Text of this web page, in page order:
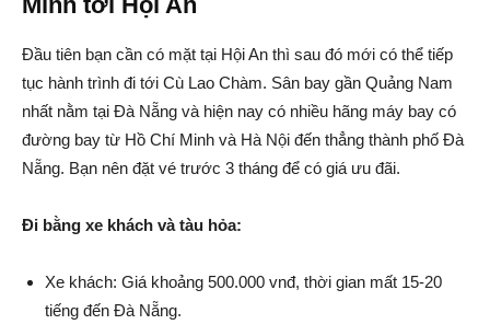
Đầu tiên bạn cần có mặt tại Hội An thì sau đó mới có thể tiếp
tục hành trình đi tới Cù Lao Chàm. Sân bay gần Quảng Nam
nhất nằm tại Đà Nẵng và hiện nay có nhiều hãng máy bay có
đường bay từ Hồ Chí Minh và Hà Nội đến thẳng thành phố Đà
Nẵng. Bạn nên đặt vé trước 3 tháng để có giá ưu đãi.
Đi bằng xe khách và tàu hỏa:
Xe khách: Giá khoảng 500.000 vnđ, thời gian mất 15-20
tiếng đến Đà Nẵng.